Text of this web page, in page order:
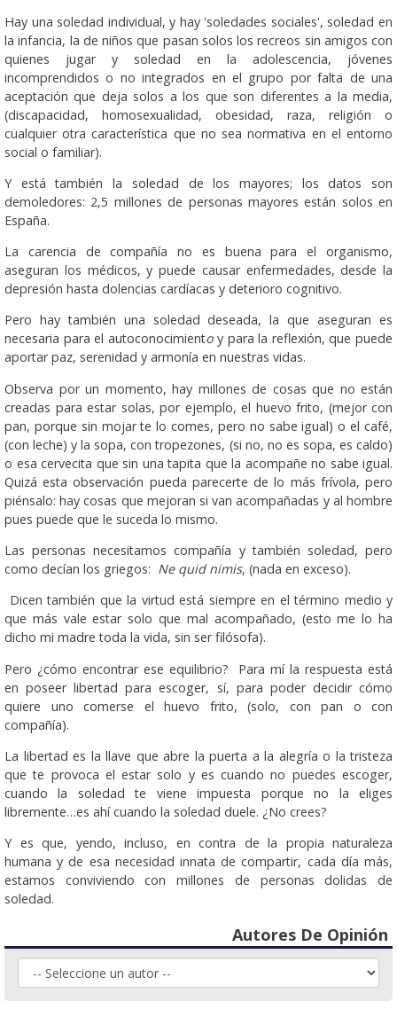
Hay una soledad individual, y hay 'soledades sociales', soledad en
la infancia, la de niños que pasan solos los recreos sin amigos con
quienes jugar y soledad en la adolescencia, jóvenes
incomprendidos o no integrados en el grupo por falta de una
aceptación que deja solos a los que son diferentes a la media,
(discapacidad, homosexualidad, obesidad, raza, religión o
cualquier otra característica que no sea normativa en el entorno
social o familiar).
Y está también la soledad de los mayores; los datos son
demoledores: 2,5 millones de personas mayores están solos en
España.
La carencia de compañía no es buena para el organismo,
aseguran los médicos, y puede causar enfermedades, desde la
depresión hasta dolencias cardíacas y deterioro cognitivo.
Pero hay también una soledad deseada, la que aseguran es
necesaria para el autoconocimientoy para la reflexión, que puede
aportar paz, serenidad y armonía en nuestras vidas.
Observa por un momento, hay millones de cosas que no están
creadas para estar solas, por ejemplo, el huevo frito, (mejor con
pan, porque sin mojar te lo comes, pero no sabe igual) o el café,
(con leche) y la sopa, con tropezones, (si no, no es sopa, es caldo)
o esa cervecita que sin una tapita que la acompañe no sabe igual.
Quizá esta observación pueda parecerte de lo más frívola, pero
piénsalo: hay cosas que mejoran si van acompañadas y al hombre
pues puede que le suceda lo mismo.
Las personas necesitamos compañía y también soledad, pero
como decían los griegos: Ne quid nimis, (nada en exceso).
Dicen también que la virtud está siempre en el término medio y
que más vale estar solo que mal acompañado, (esto me lo ha
dicho mi madre toda la vida, sin ser filósofa).
Pero ¿cómo encontrar ese equilibrio? Para mí la respuesta está
en poseer libertad para escoger, sí, para poder decidir cómo
quiere uno comerse el huevo frito, (solo, con pan o con
compañía).
La libertad es la llave que abre la puerta a la alegría o la tristeza
que te provoca el estar solo y es cuando no puedes escoger,
cuando la soledad te viene impuesta porque no la eliges
libremente…es ahí cuando la soledad duele. ¿No crees?
Y es que, yendo, incluso, en contra de la propia naturaleza
humana y de esa necesidad innata de compartir, cada día más,
estamos conviviendo con millones de personas dolidas de
soledad.
Autores De Opinión